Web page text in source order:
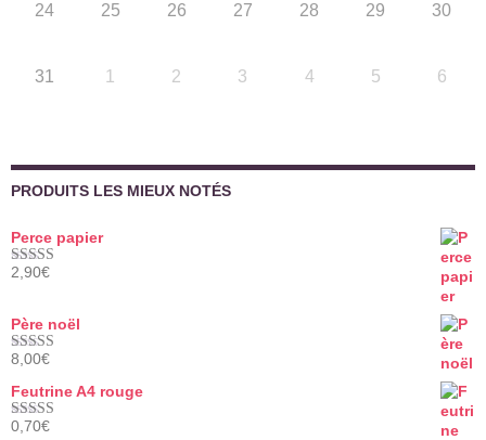
24 25 26 27 28 29 30
31 1 2 3 4 5 6
PRODUITS LES MIEUX NOTÉS
Perce papier
Note5.00
2,90€
Père noël
Note5.00
8,00€
Feutrine A4 rouge
Note5.00
0,70€